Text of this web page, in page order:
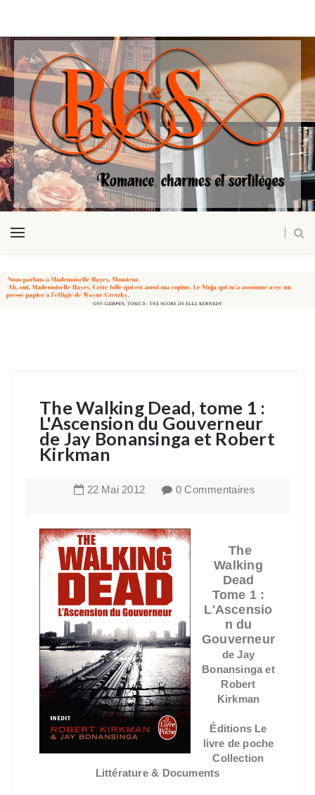
The Walking Dead, tome 1 :
L'Ascension du Gouverneur
de Jay Bonansinga et Robert
Kirkman
22 Mai 2012 0 Commentaires
The
Walking
Dead
Tome 1 :
L'Ascensio
n du
Gouverneur
de Jay
Bonansinga et
Robert
Kirkman
Éditions Le
livre de poche
Collection
Littérature & Documents